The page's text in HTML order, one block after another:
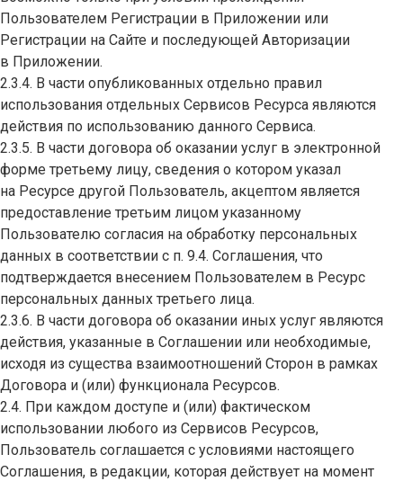
Пользователем Регистрации в Приложении или
Регистрации на Сайте и последующей Авторизации
в Приложении.
2.3.4. В части опубликованных отдельно правил
использования отдельных Сервисов Ресурса являются
действия по использованию данного Сервиса.
2.3.5. В части договора об оказании услуг в электронной
форме третьему лицу, сведения о котором указал
на Ресурсе другой Пользователь, акцептом является
предоставление третьим лицом указанному
Пользователю согласия на обработку персональных
данных в соответствии с п. 9.4. Соглашения, что
подтверждается внесением Пользователем в Ресурс
персональных данных третьего лица.
2.3.6. В части договора об оказании иных услуг являются
действия, указанные в Соглашении или необходимые,
исходя из существа взаимоотношений Сторон в рамках
Договора и (или) функционала Ресурсов.
2.4. При каждом доступе и (или) фактическом
использовании любого из Сервисов Ресурсов,
Пользователь соглашается с условиями настоящего
Соглашения, в редакции, которая действует на момент